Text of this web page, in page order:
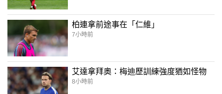
柏連拿前途事在「仁維」
7小時前
艾達拿拜奧：梅迪歷訓練強度猶如怪物
8小時前